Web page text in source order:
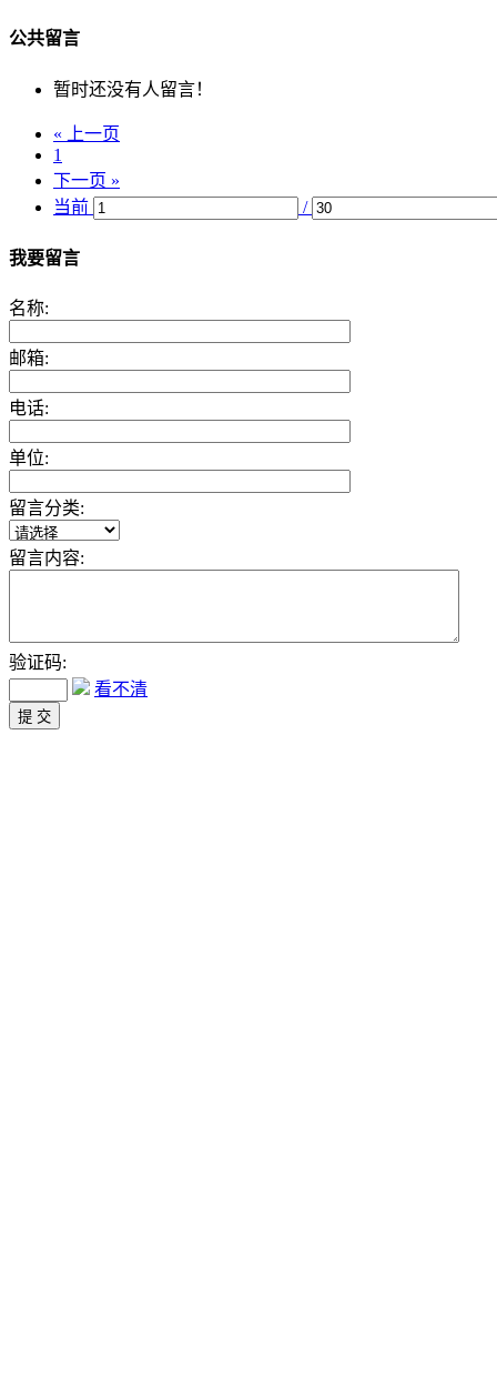
公共留言
暂时还没有人留言！
« 上一页
1
下一页 »
当前
/
我要留言
名称:
邮箱:
电话:
单位:
留言分类:
留言内容:
验证码:
看不清